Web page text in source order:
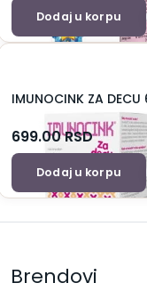
Dodaj u korpu
IMUNOCINK ZA
699.00RSD
Dodaj u korpu
Brendovi